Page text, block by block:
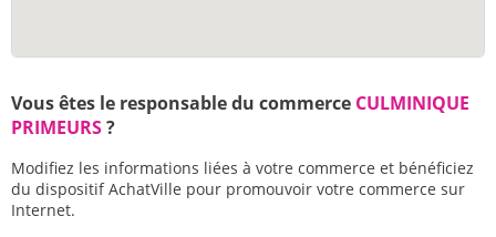
Vous êtes le responsable du commerce CULMINIQUE
PRIMEURS?
Modifiez les informations liées à votre commerce et bénéficiez
du dispositif AchatVille pour promouvoir votre commerce sur
Internet.